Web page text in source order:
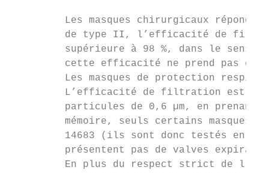
Les masques chirurgicaux
de type II, l’efficacité de
supérieure à 98 %, dans le sens
cette efficacité ne prend pas en
Les masques de protection
L’efficacité de filtration est
particules de 0,6 µm, en prenant
mémoire, seuls certains masques
14683 (ils sont donc testés en
présentent pas de valves
En plus du respect strict de